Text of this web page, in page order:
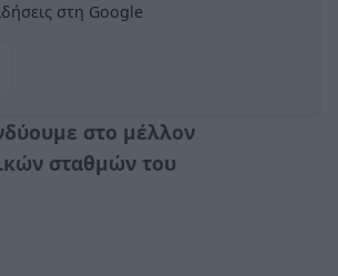
στη Google
στο μέλλον
σταθμών του